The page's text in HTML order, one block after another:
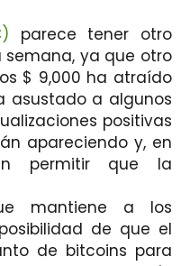
parece tener otro
ya que otro
$ 9,000 ha atraído
asustado a algunos
positivas
apareciendo y, en
permitir que la
mantiene a los
de que el
de bitcoins para